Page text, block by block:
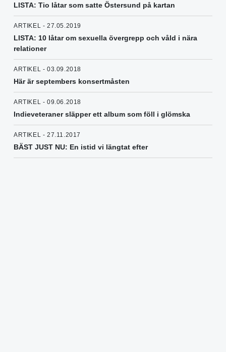
LISTA: Tio låtar som satte Östersund på kartan
ARTIKEL - 27.05.2019
LISTA: 10 låtar om sexuella övergrepp och våld i nära
relationer
ARTIKEL - 03.09.2018
Här är septembers konsertmåsten
ARTIKEL - 09.06.2018
Indieveteraner släpper ett album som föll i glömska
ARTIKEL - 27.11.2017
BÄST JUST NU: En istid vi längtat efter